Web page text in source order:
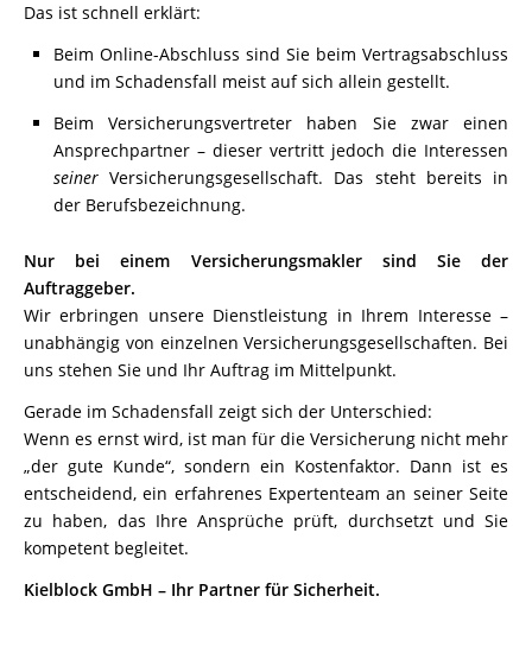
Das ist schnell erklärt:
Beim Online-Abschluss sind Sie beim Vertragsabschluss
und im Schadensfall meist auf sich allein gestellt.
Beim Versicherungsvertreter haben Sie zwar einen
Ansprechpartner – dieser vertritt jedoch die Interessen
seiner Versicherungsgesellschaft. Das steht bereits in
der Berufsbezeichnung.
Nur bei einem Versicherungsmakler sind Sie der
Auftraggeber.
Wir erbringen unsere Dienstleistung in Ihrem Interesse –
unabhängig von einzelnen Versicherungsgesellschaften. Bei
uns stehen Sie und Ihr Auftrag im Mittelpunkt.
Gerade im Schadensfall zeigt sich der Unterschied:
Wenn es ernst wird, ist man für die Versicherung nicht mehr
„der gute Kunde“, sondern ein Kostenfaktor. Dann ist es
entscheidend, ein erfahrenes Expertenteam an seiner Seite
zu haben, das Ihre Ansprüche prüft, durchsetzt und Sie
kompetent begleitet.
Kielblock GmbH – Ihr Partner für Sicherheit.